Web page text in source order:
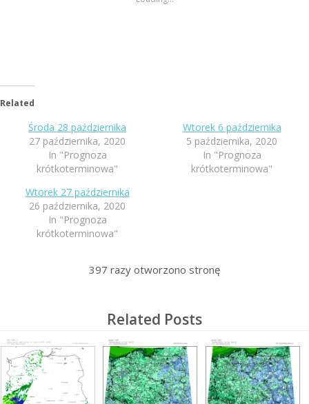
Related
Środa 28 października
27 października, 2020
In "Prognoza
krótkoterminowa"
Wtorek 6 października
5 października, 2020
In "Prognoza
krótkoterminowa"
Wtorek 27 października
26 października, 2020
In "Prognoza
krótkoterminowa"
397 razy otworzono stronę
Related Posts